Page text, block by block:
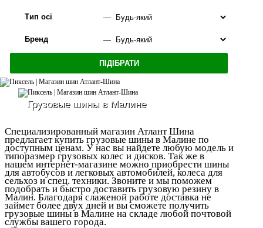
Тип осі
Бренд
Грузовые шины в Малине
Специализированный магазин Атлант Шина
предлагает купить грузовые шины в Малине по
доступным ценам. У нас вы найдете любую модель и
типоразмер грузовых колес и дисков. Так же в
нашем интернет-магазине можно приобрести шины
для автобусов и легковых автомобилей, колеса для
сельхоз и спец. техники. Звоните и мы поможем
подобрать и быстро доставить грузовую резину в
Малин. Благодаря слаженой работе доставка не
займет более двух дней и вы сможете получить
грузовые шины в Малине на складе любой почтовой
службы вашего города.